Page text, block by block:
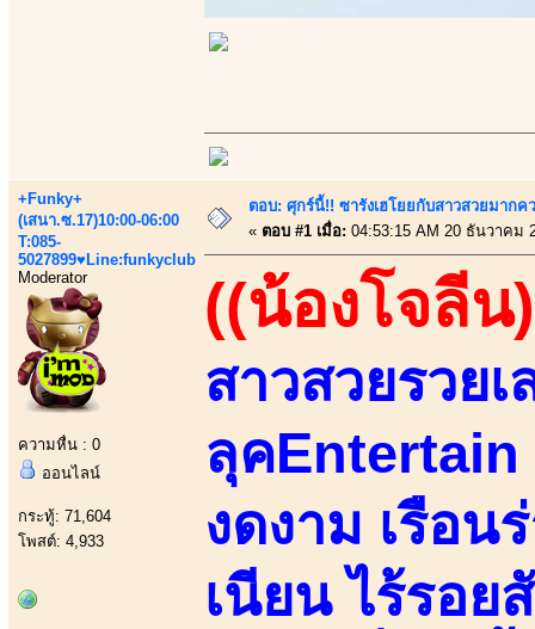
+Funky+
(เสนา.ซ.17)10:00-06:00
T:085-
5027899♥Line:funkyclub
Moderator
ความหื่น : 0
ออนไลน์
กระทู้: 71,604
โพสต์: 4,933
ตอบ: ศุกร์นี้!! ซารังเฮโยยกับสาวสวยมาก
« ตอบ #1 เมื่อ: 04:53:15 AM 20 ธันวาคม
((น้องโจลีน
สาวสวยรวย
ลุคEntertain
งดงาม เรือน
เนียน ไร้รอ